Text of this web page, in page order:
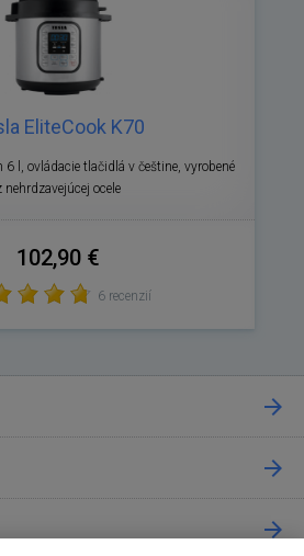
EliteCook K70
l, ovládacie tlačidlá v češtine, vyrobené
nehrdzavejúcej ocele
102,90 €
6 recenzií